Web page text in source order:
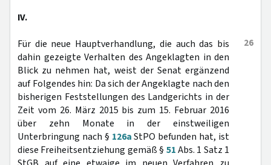
IV.
26
Für die neue Hauptverhandlung, die auch das bis
dahin gezeigte Verhalten des Angeklagten in den
Blick zu nehmen hat, weist der Senat ergänzend
auf Folgendes hin: Da sich der Angeklagte nach den
bisherigen Feststellungen des Landgerichts in der
Zeit vom 26. März 2015 bis zum 15. Februar 2016
über zehn Monate in der einstweiligen
Unterbringung nach § 126aStPO befunden hat, ist
diese Freiheitsentziehung gemäß § 51Abs. 1 Satz 1